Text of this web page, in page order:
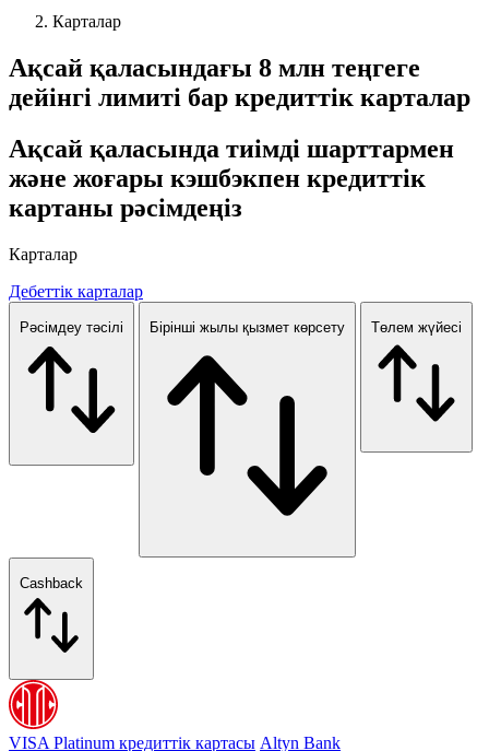
Карталар
Ақсай қаласындағы 8 млн теңгеге
дейінгі лимиті бар кредиттік карталар
Ақсай қаласында тиімді шарттармен
және жоғары кэшбэкпен кредиттік
картаны рәсімдеңіз
Карталар
Дебеттік карталар
Рәсімдеу тәсілі Бірінші жылы қызмет көрсету Төлем жүйесі
Cashback
VISA Platinum кредиттік картасы Altyn Bank